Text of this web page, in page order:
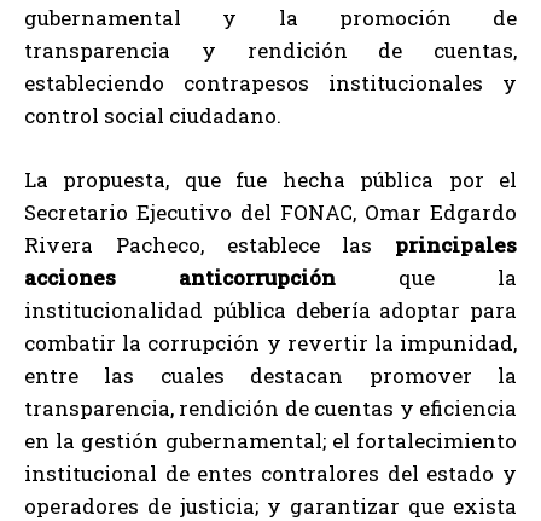
gubernamental y la promoción de
transparencia y rendición de cuentas,
estableciendo contrapesos institucionales y
control social ciudadano.
La propuesta, que fue hecha pública por el
Secretario Ejecutivo del FONAC, Omar Edgardo
Rivera Pacheco, establece las principales
acciones anticorrupción que la
institucionalidad pública debería adoptar para
combatir la corrupción y revertir la impunidad,
entre las cuales destacan promover la
transparencia, rendición de cuentas y eficiencia
en la gestión gubernamental; el fortalecimiento
institucional de entes contralores del estado y
operadores de justicia; y garantizar que exista